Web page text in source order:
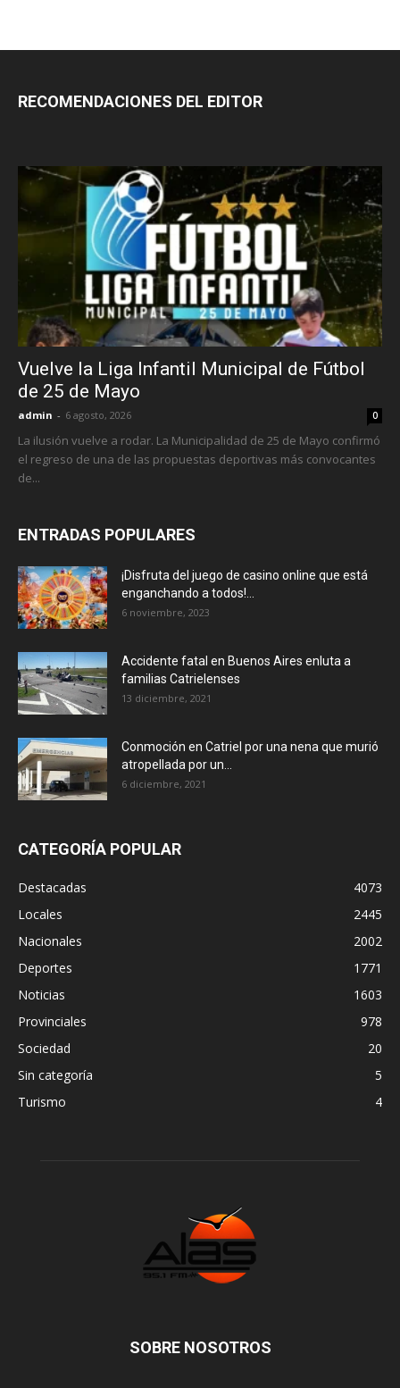
RECOMENDACIONES DEL EDITOR
Vuelve la Liga Infantil Municipal de Fútbol
de 25 de Mayo
admin - 6 agosto, 2026 0
La ilusión vuelve a rodar. La Municipalidad de 25 de Mayo confirmó
el regreso de una de las propuestas deportivas más convocantes
de...
ENTRADAS POPULARES
¡Disfruta del juego de casino online que está
enganchando a todos!...
6 noviembre, 2023
Accidente fatal en Buenos Aires enluta a
familias Catrielenses
13 diciembre, 2021
Conmoción en Catriel por una nena que murió
atropellada por un...
6 diciembre, 2021
CATEGORÍA POPULAR
Destacadas
4073
Locales
2445
Nacionales
2002
Deportes
1771
Noticias
1603
Provinciales
978
Sociedad
20
Sin categoría
5
Turismo
4
SOBRE NOSOTROS